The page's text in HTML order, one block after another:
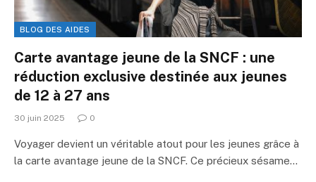
BLOG DES AIDES
Carte avantage jeune de la SNCF : une
réduction exclusive destinée aux jeunes
de 12 à 27 ans
30 juin 2025 0
Voyager devient un véritable atout pour les jeunes grâce à
la carte avantage jeune de la SNCF. Ce précieux sésame…